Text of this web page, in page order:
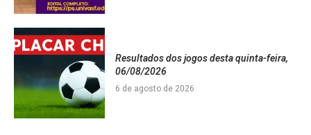
Resultados dos jogos desta quinta-feira,
06/08/2026
6 de agosto de 2026